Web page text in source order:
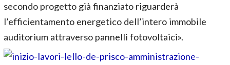
secondo progetto già finanziato riguarderà
l’efficientamento energetico dell’intero immobile
auditorium attraverso pannelli fotovoltaici».